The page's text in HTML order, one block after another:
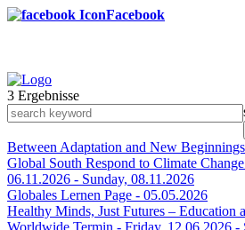
Facebook
Footer
menu
3 Ergebnisse
Between Adaptation and New
Global South Respond to Climate Change
06.11.2026 - Sunday, 08.11.2026
Globales Lernen Page - 05.05.2026
Healthy Minds, Just Futures – Education